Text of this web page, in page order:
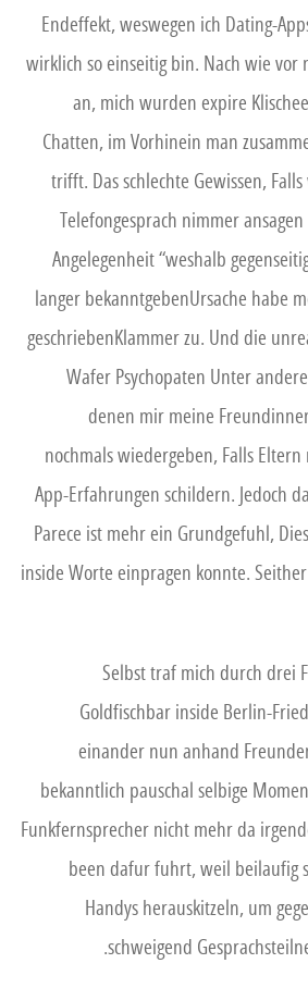
Endeffekt, weswegen ich Dating-
wirklich so einseitig bin. Nach wie vor
an, mich wurden expire
Chatten, im Vorhinein man
trifft. Das schlechte Gewissen,
Telefongesprach nimmer
Angelegenheit “weshalb
langer bekanntgebenUrsache habe
geschriebenKlammer zu. Und die
Wafer Psychopaten Unter
denen mir meine
nochmals wiedergeben, Falls
App-Erfahrungen schildern. Jedoch
Parece ist mehr ein Grundgefuhl,
inside Worte einpragen konnte.
Selbst traf mich durch drei
Goldfischbar inside Berlin-
einander nun anhand
bekanntlich pauschal selbige
Funkfernsprecher nicht mehr da
been dafur fuhrt, weil beilaufig
Handys herauskitzeln, um
schweigend